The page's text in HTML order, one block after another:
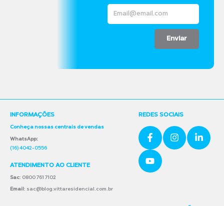
Enviar
INFORMAÇÕES
Conheça nossas centrais de vendas
WhatsApp:
(16) 4042-0556
ATENDIMENTO AO CLIENTE
Sac: 0800 761 7102
Email : sac@blog.vittaresidencial.com.br
REDES SOCIAIS